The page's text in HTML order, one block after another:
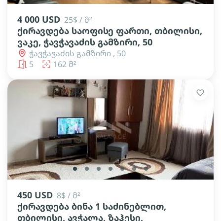
4 000 USD 25$ / მ²
ქირავდება საოფისე ფართი, თბილისი,
ვაკე, ჭავჭავაძის გამზირი, 50
ჭავჭავაძის გამზირი , 50
5
162 მ²
lens lens lens lens lens lens lens
450 USD 8$ / მ²
ქირავდება ბინა 1 საძინებლით,
თბილისი, ავჭალა, ზაჰესი,